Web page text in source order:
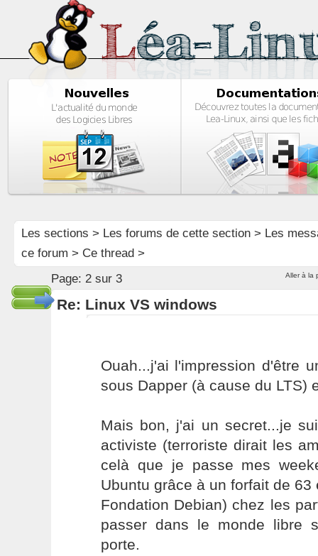
Les sections > Les forums de cette section> Les
ce forum > Ce thread >
Aller à la
Page: 2 sur 3
Re: Linux VS windows
Ouah...j'ai l'impression d'être
sous Dapper (à cause du LTS)
Mais bon, j'ai un secret...je
activiste (terroriste dirait les
celà que je passe mes
Ubuntu grâce à un forfait de
Fondation Debian) chez les
passer dans le monde libre
porte.